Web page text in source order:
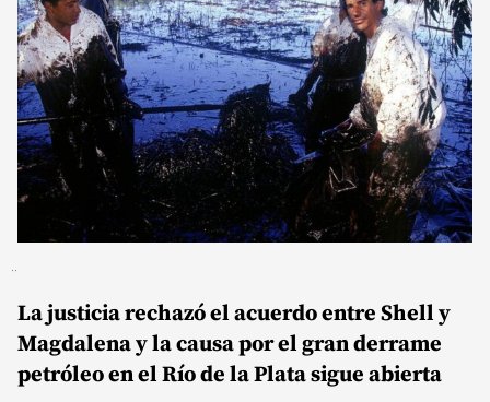
La justicia rechazó el acuerdo entre Shell y
Magdalena y la causa por el gran derrame
petróleo en el Río de la Plata sigue abierta